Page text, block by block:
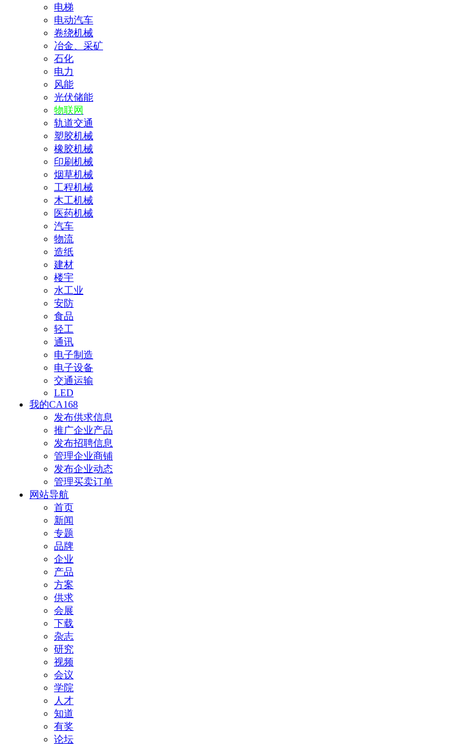
电梯
电动汽车
卷绕机械
冶金、采矿
石化
电力
风能
光伏储能
物联网
轨道交通
塑胶机械
橡胶机械
印刷机械
烟草机械
工程机械
木工机械
医药机械
汽车
物流
造纸
建材
楼宇
水工业
安防
食品
轻工
通讯
电子制造
电子设备
交通运输
LED
我的CA168
发布供求信息
推广企业产品
发布招聘信息
管理企业商铺
发布企业动态
管理买卖订单
网站导航
首页
新闻
专题
品牌
企业
产品
方案
供求
会展
下载
杂志
研究
视频
会议
学院
人才
知道
有奖
论坛